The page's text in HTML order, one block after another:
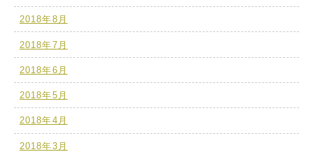
2018年8月
2018年7月
2018年6月
2018年5月
2018年4月
2018年3月